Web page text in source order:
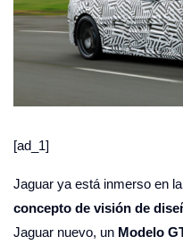
[ad_1]
Jaguar ya está inmerso en
concepto de visión de
Jaguar nuevo, un Modelo